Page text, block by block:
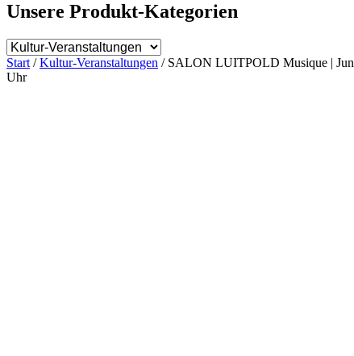
Unsere Produkt-Kategorien
Start /Kultur-Veranstaltungen / SALON LUITPOLD Musique |
Uhr